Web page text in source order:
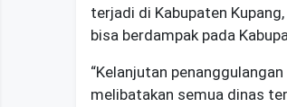
terjadi di Kabupaten
bisa berdampak pada
“Kelanjutan
melibatakan semua dinas